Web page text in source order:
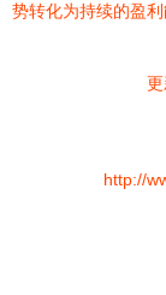
势转化为持续的盈利
http://